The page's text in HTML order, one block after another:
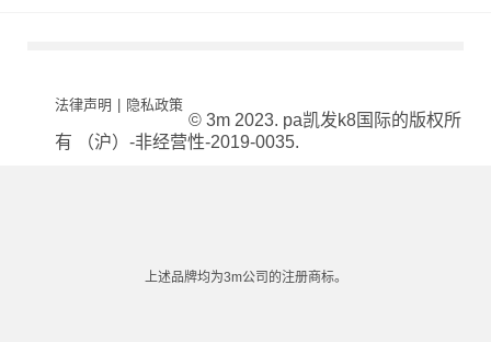
法律声明 | 隐私政策
© 3m 2023. pa凯发k8国际的版权所
有 （沪）-非经营性-2019-0035.
上述品牌均为3m公司的注册商标。